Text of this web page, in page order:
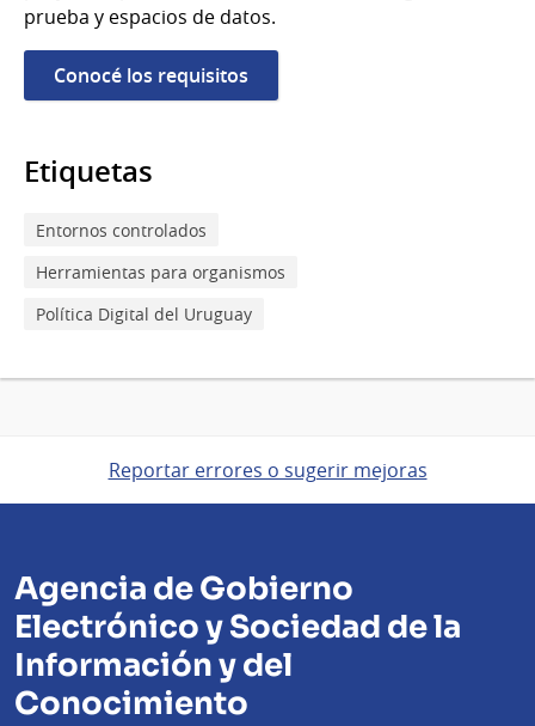
prueba y espacios de datos.
Conocé los requisitos
Etiquetas
Entornos controlados
Herramientas para organismos
Política Digital del Uruguay
Reportar errores o sugerir mejoras
Agencia de Gobierno
Electrónico y Sociedad de la
Información y del
Conocimiento